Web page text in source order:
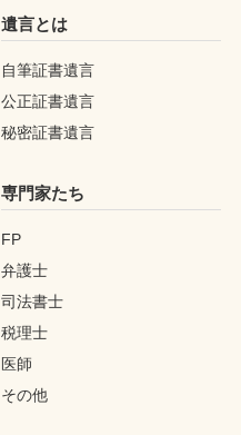
遺言とは
自筆証書遺言
公正証書遺言
秘密証書遺言
専門家たち
FP
弁護士
司法書士
税理士
医師
その他